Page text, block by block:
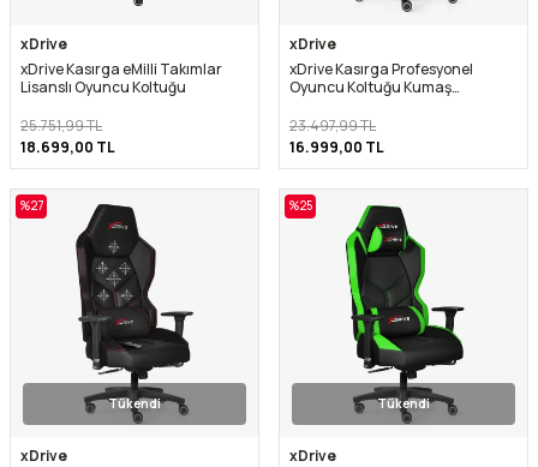
xDrive
xDrive Kasırga eMilli Takımlar
Lisanslı Oyuncu Koltuğu
25.751,99TL
18.699,00 TL
xDrive
xDrive Kasırga Profesyonel
Oyuncu Koltuğu Kumaş
23.497,99TL
16.999,00 TL
%27
Tükendi
xDrive
%25
Tükendi
xDrive